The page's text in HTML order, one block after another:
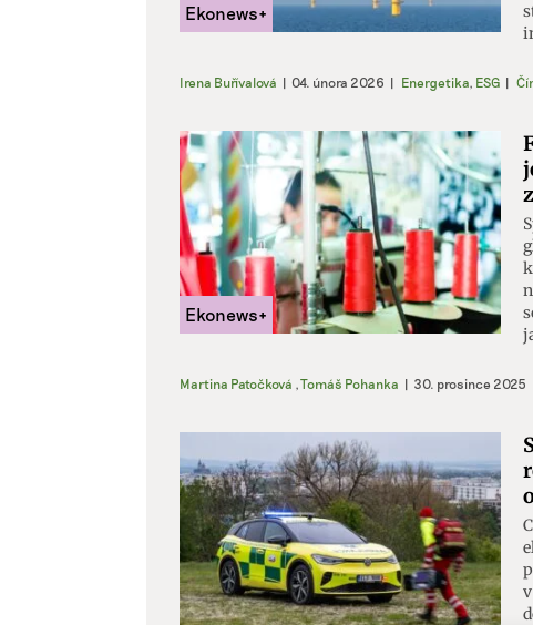
Irena Buřívalová | 04. února 2026 | Energetika, ESG |
Martina Patočková ,Tomáš Pohanka | 30. prosince 2025